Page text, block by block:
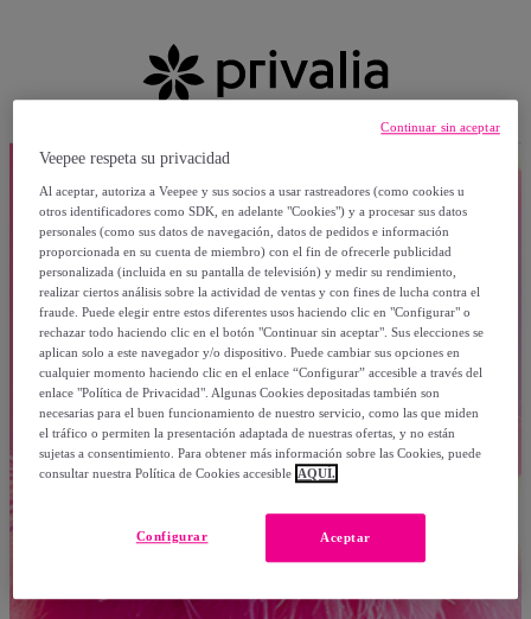
Veepee respeta su privacidad
Al aceptar, autoriza a Veepee y sus socios a usar rastreadores (como cookies u
otros identificadores como SDK, en adelante "Cookies") y a procesar sus datos
personales (como sus datos de navegación, datos de pedidos e información
proporcionada en su cuenta de miembro) con el fin de ofrecerle publicidad
personalizada (incluida en su pantalla de televisión) y medir su rendimiento,
realizar ciertos análisis sobre la actividad de ventas y con fines de lucha contra el
fraude. Puede elegir entre estos diferentes usos haciendo clic en "Configurar" o
rechazar todo haciendo clic en el botón "Continuar sin aceptar". Sus elecciones se
aplican solo a este navegador y/o dispositivo. Puede cambiar sus opciones en
cualquier momento haciendo clic en el enlace “Configurar” accesible a través del
enlace "Política de Privacidad". Algunas Cookies depositadas también son
necesarias para el buen funcionamiento de nuestro servicio, como las que miden
el tráfico o permiten la presentación adaptada de nuestras ofertas, y no están
sujetas a consentimiento. Para obtener más información sobre las Cookies, puede
consultar nuestra Política de Cookies accesible AQUÍ.
Aceptar
Configurar
Continuar sin aceptar